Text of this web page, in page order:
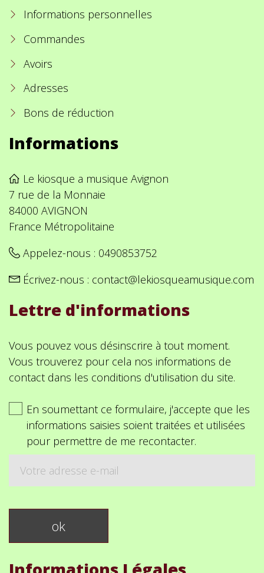
Informations personnelles
Commandes
Avoirs
Adresses
Bons de réduction
Informations
Le kiosque a musique Avignon
7 rue de la Monnaie
84000 AVIGNON
France Métropolitaine
Appelez-nous : 0490853752
Écrivez-nous : contact@lekiosqueamusique.com
Lettre d'informations
Vous pouvez vous désinscrire à tout moment.
Vous trouverez pour cela nos informations de
contact dans les conditions d'utilisation du site.
En soumettant ce formulaire, j'accepte que les
informations saisies soient traitées et utilisées
pour permettre de me recontacter.